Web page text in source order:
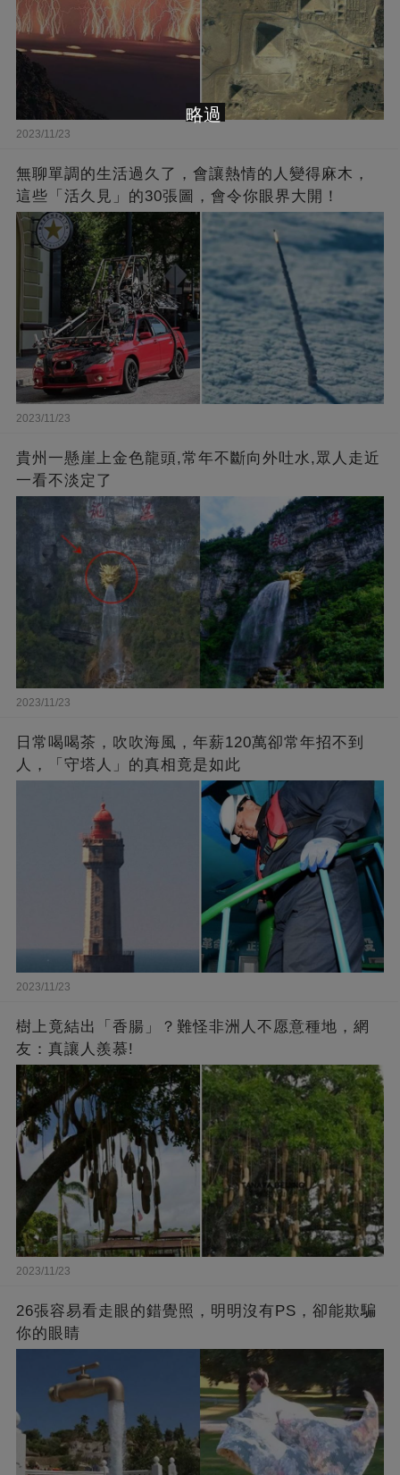
2023/11/23
無聊單調的生活過久了，會讓熱情的人變得麻木，
這些「活久見」的30張圖，會令你眼界大開！
2023/11/23
貴州一懸崖上金色龍頭,常年不斷向外吐水,眾人走近
一看不淡定了
2023/11/23
日常喝喝茶，吹吹海風，年薪120萬卻常年招不到
人，「守塔人」的真相竟是如此
2023/11/23
樹上竟結出「香腸」？難怪非洲人不愿意種地，網
友：真讓人羨慕!
2023/11/23
26張容易看走眼的錯覺照，明明沒有PS，卻能欺騙
你的眼睛
略過